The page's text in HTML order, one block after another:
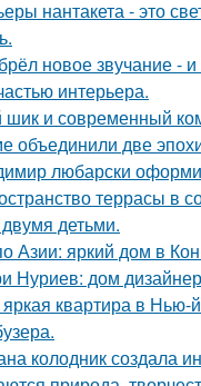
нантакета - это
новое звучание - и
интерьера.
шик и современный
объединили две
любарски
террасы в
детьми.
Азии: яркий дом в
Нуриев: дом
квартира в Нью-
колодник создала